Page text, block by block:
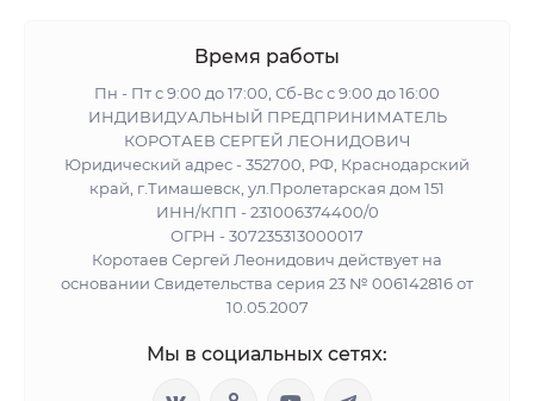
Время работы
Пн - Пт с 9:00 до 17:00, Сб-Вс с 9:00 до 16:00
ИНДИВИДУАЛЬНЫЙ ПРЕДПРИНИМАТЕЛЬ
КОРОТАЕВ СЕРГЕЙ ЛЕОНИДОВИЧ
Юридический адрес - 352700, РФ, Краснодарский
край, г.Тимашевск, ул.Пролетарская дом 151
ИНН/КПП - 231006374400/0
ОГРН - 307235313000017
Коротаев Сергей Леонидович действует на
основании Свидетельства серия 23 № 006142816 от
10.05.2007
Мы в социальных сетях: